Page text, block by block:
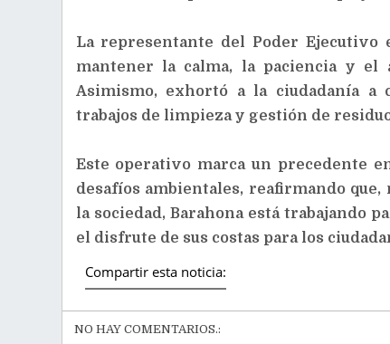
La representante del Poder
mantener la calma, la paciencia y el
Asimismo, exhortó a la ciudadanía a
trabajos de limpieza y gestión de
Este operativo marca un precedente
desafíos ambientales, reafirmando
la sociedad, Barahona está trabajando
el disfrute de sus costas para los
Compartir esta noticia:
NO HAY COMENTARIOS.: